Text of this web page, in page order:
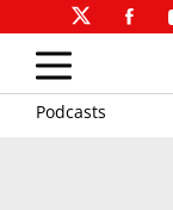
Podcasts